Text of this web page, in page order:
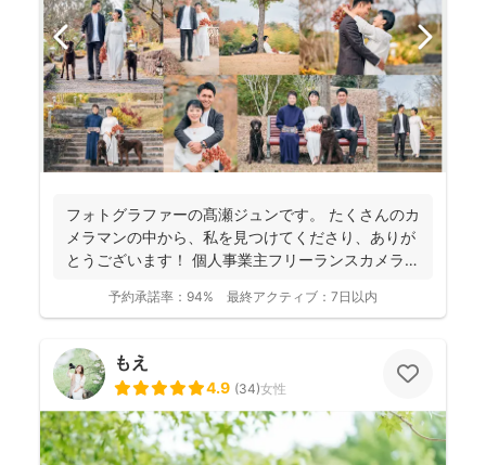
フォトグラファーの髙瀬ジュンです。 たくさんのカ
メラマンの中から、私を見つけてくださり、ありが
とうございます！ 個人事業主フリーランスカメラマ
予約承諾率： 94% 最終アクティブ： 7日以内
もえ
4.9 (34)女性